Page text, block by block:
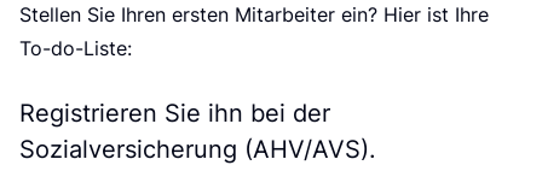
Stellen Sie Ihren ersten Mitarbeiter ein? Hier ist Ihre
To-do-Liste:
Registrieren Sie ihn bei der
Sozialversicherung (AHV/AVS).